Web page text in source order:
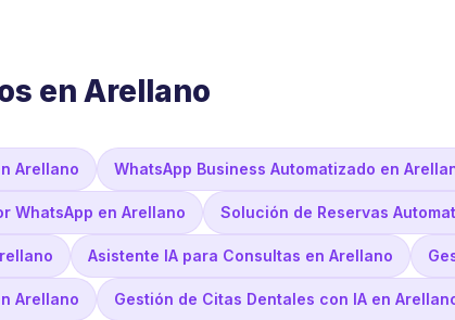
en Arellano
Arellano WhatsApp Business Automatizado en
WhatsApp en Arellano Solución de Reservas
Asistente IA para Consultas en Arellano
Arellano Gestión de Citas Dentales con IA en